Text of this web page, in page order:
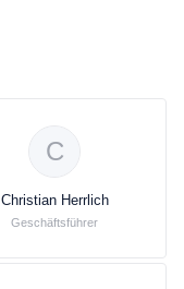
C
Christian Herrlich
Geschäftsführer